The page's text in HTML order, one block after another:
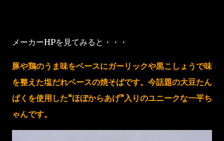
メーカーHPを見てみると・・・
豚や鶏のうま味をベースにガーリックや黒こしょうで味
を整えた塩だれベースの焼そばです。今話題の大豆たん
ぱくを使用した“ほぼからあげ”入りのユニークな一平ち
ゃんです。